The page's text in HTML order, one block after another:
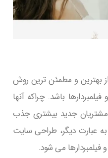
بهترین و مطمئن ترین روش
باشد. چراکه آنها
مشتریان جدید بیشتری جذب
به عبارت دیگر، طراحی سایت
می شود.